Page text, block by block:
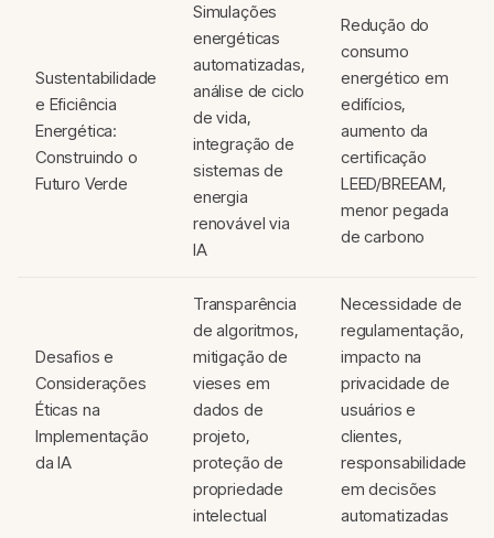
Sustentabilidade
e Eficiência
Energética:
Construindo o
Futuro Verde
Simulações
energéticas
automatizadas,
análise de ciclo
de vida,
integração de
sistemas de
energia
renovável via
IA
Redução do
consumo
energético em
edifícios,
aumento da
certificação
LEED/BREEAM,
menor pegada
de carbono
Desafios e
Considerações
Éticas na
Implementação
da IA
Transparência
de algoritmos,
mitigação de
vieses em
dados de
projeto,
proteção de
propriedade
intelectual
Necessidade de
regulamentação,
impacto na
privacidade de
usuários e
clientes,
responsabilidade
em decisões
automatizadas